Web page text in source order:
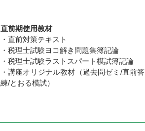
直前期使用教材
・直前対策テキスト
・税理士試験ヨコ解き問題集簿記論
・税理士試験ラストスパート模試簿記論
・講座オリジナル教材（過去問ゼミ/直前答
練/とおる模試）